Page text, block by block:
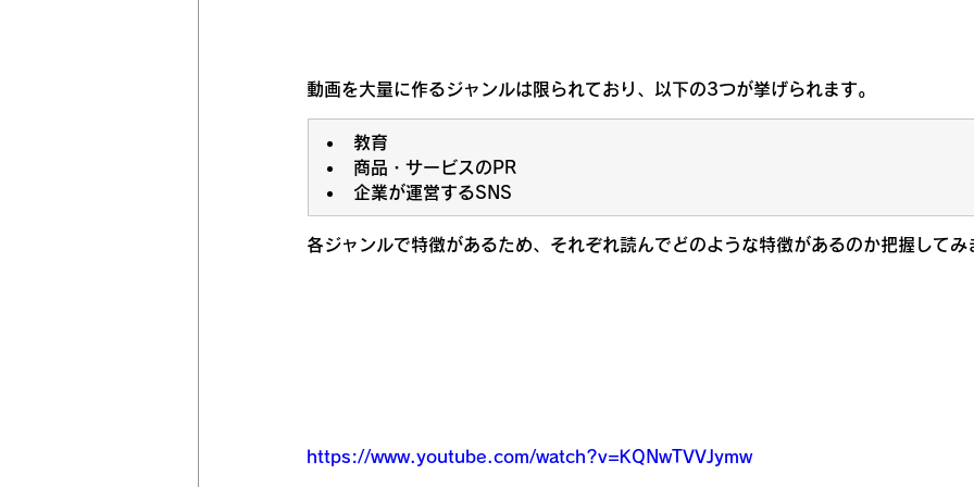
動画を大量に作るジャンルは限られており、以下の3つが挙げられます。
教育
商品・サービスのPR
企業が運営するSNS
各ジャンルで特徴があるため、それぞれ読んでどのような特徴があるのか把握してみ
https://www.youtube.com/watch?v=KQNwTVVJymw